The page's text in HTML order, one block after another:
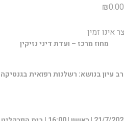
₪0.00
אינו זמין
מחוז מרכז – ועדת דיני נזיקין
עיון בנושא: רשלנות רפואית בגנטיקה